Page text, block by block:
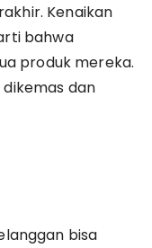
Kenaikan
bahwa
produk mereka.
dan
bisa